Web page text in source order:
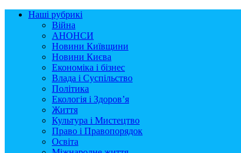
Наші рубрикі
Війна
АНОНСИ
Новини Київщини
Новини Києва
Економіка і бізнес
Влада і Суспільство
Політика
Екологія і Здоров’я
Життя
Культура і Мистецтво
Право і Правопорядок
Освіта